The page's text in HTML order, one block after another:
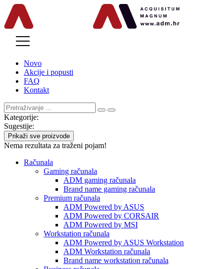
Novo
Akcije i popusti
FAQ
Kontakt
Kategorije:
Sugestije:
Prikaži sve proizvode
Nema rezultata za traženi pojam!
Računala
Gaming računala
ADM gaming računala
Brand name gaming računala
Premium računala
ADM Powered by ASUS
ADM Powered by CORSAIR
ADM Powered by MSI
Workstation računala
ADM Powered by ASUS Workstation
ADM Workstation računala
Brand name workstation računala